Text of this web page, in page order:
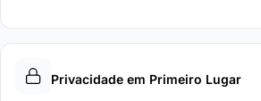
Privacidade em Primeiro Lugar